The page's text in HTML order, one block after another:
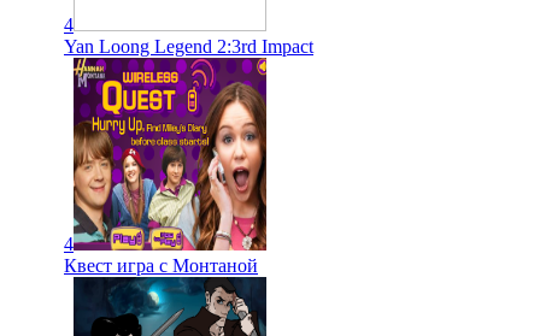
4
Yan Loong Legend 2:3rd Impact
4
Квест игра с Монтаной